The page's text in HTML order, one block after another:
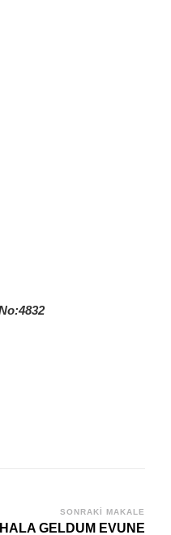
SONRAKI MAKALE
HALA GELDUM EVUNE